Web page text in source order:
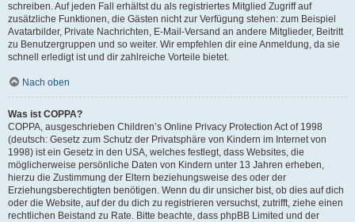
schreiben. Auf jeden Fall erhältst du als registriertes Mitglied Zugriff auf
zusätzliche Funktionen, die Gästen nicht zur Verfügung stehen: zum Beispiel
Avatarbilder, Private Nachrichten, E-Mail-Versand an andere Mitglieder, Beitritt
zu Benutzergruppen und so weiter. Wir empfehlen dir eine Anmeldung, da sie
schnell erledigt ist und dir zahlreiche Vorteile bietet.
Nach oben
Was ist COPPA?
COPPA, ausgeschrieben Children’s Online Privacy Protection Act of 1998
(deutsch: Gesetz zum Schutz der Privatsphäre von Kindern im Internet von
1998) ist ein Gesetz in den USA, welches festlegt, dass Websites, die
möglicherweise persönliche Daten von Kindern unter 13 Jahren erheben,
hierzu die Zustimmung der Eltern beziehungsweise des oder der
Erziehungsberechtigten benötigen. Wenn du dir unsicher bist, ob dies auf dich
oder die Website, auf der du dich zu registrieren versuchst, zutrifft, ziehe einen
rechtlichen Beistand zu Rate. Bitte beachte, dass phpBB Limited und der